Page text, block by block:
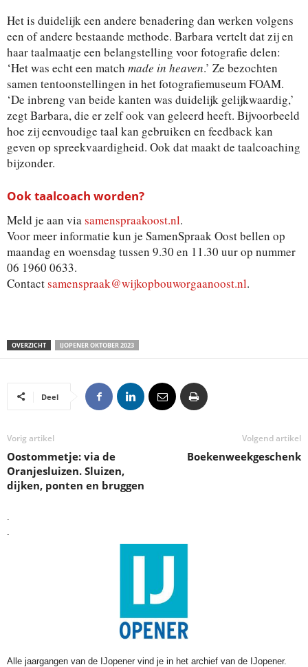
Het is duidelijk een andere benadering dan werken volgens
een of andere bestaande methode. Barbara vertelt dat zij en
haar taalmaatje een belangstelling voor fotografie delen:
‘Het was echt een match made in heaven.’ Ze bezochten
samen tentoonstellingen in het fotografiemuseum FOAM.
‘De inbreng van beide kanten was duidelijk gelijkwaardig,’
zegt Barbara, die er zelf ook van geleerd heeft. Bijvoorbeeld
hoe zij eenvoudige taal kan gebruiken en feedback kan
geven op spreekvaardigheid. Ook dat maakt de taalcoaching
bijzonder.
Ook taalcoach worden?
Meld je aan viasamenspraakoost.nl.
Voor meer informatie kun je SamenSpraak Oost bellen op
maandag en woensdag tussen 9.30 en 11.30 uur op nummer
06 1960 0633.
Contactsamenspraak@wijkopbouworgaanoost.nl.
OVERZICHT IJOPENER OKTOBER 2023
Deel
Vorig artikel
Oostommetje: via de
Oranjesluizen. Sluizen,
dijken, ponten en bruggen
Volgend artikel
Boekenweekgeschenk
.
.
Alle jaargangen van de IJopener vind je in het archief van de IJopener.